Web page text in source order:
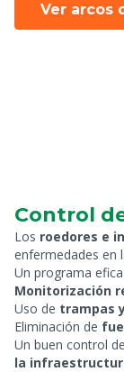
Ver arcos
Control
Los roedores e
enfermedades en
Un programa
Monitorización
Uso de trampas
Eliminación de
Un buen control
la